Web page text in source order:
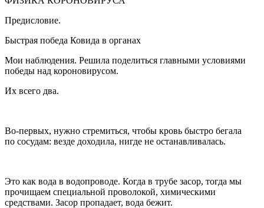
Предисловие.
Быстрая победа Ковида в органах
Мои наблюдения. Решила поделиться главными условиями
победы над короновирусом.
Их всего два.
Во-первых, нужно стремиться, чтобы кровь быстро бегала
по сосудам: везде доходила, нигде не останавливалась.
Это как вода в водопроводе. Когда в трубе засор, тогда мы
прочищаем специальной проволокой, химическими
средствами. Засор пропадает, вода бежит.